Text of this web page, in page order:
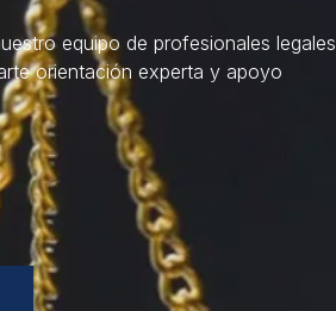
equipo de profesionales legales
orientación experta y apoyo